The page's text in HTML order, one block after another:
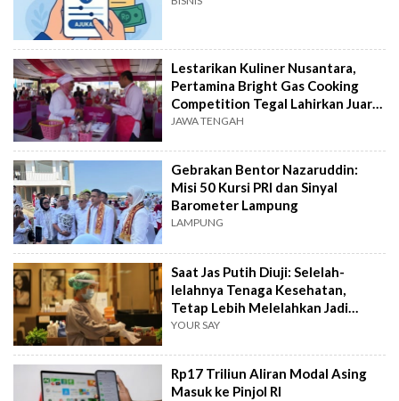
Lestarikan Kuliner Nusantara,
Pertamina Bright Gas Cooking
Competition Tegal Lahirkan Juara
Baru
JAWA TENGAH
Gebrakan Bentor Nazaruddin:
Misi 50 Kursi PRI dan Sinyal
Barometer Lampung
LAMPUNG
Saat Jas Putih Diuji: Selelah-
lelahnya Tenaga Kesehatan,
Tetap Lebih Melelahkan Jadi
Pasien
YOUR SAY
Rp17 Triliun Aliran Modal Asing
Masuk ke Pinjol RI